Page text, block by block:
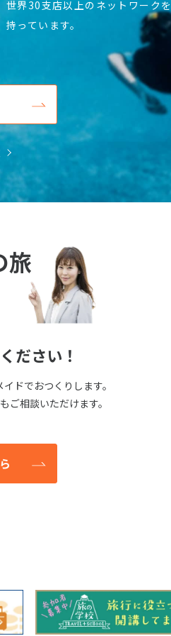
世界30支店以上のネットワークを
持っています。
旅
ださい！
ドでおつくりします。
ご相談いただけます。